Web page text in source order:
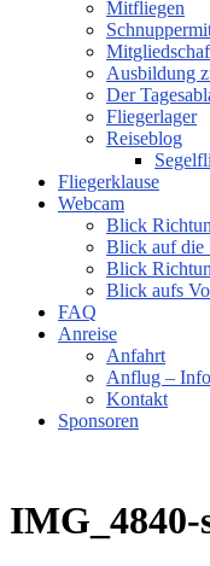
Mitfliegen
Ausbildung
Der
Fliegerlager
Reiseblog
Fliegerklause
Webcam
Blick
Blick auf die
Blick
Blick aufs
FAQ
Anreise
Anfahrt
Anflug –
Kontakt
Sponsoren
IMG_4840-